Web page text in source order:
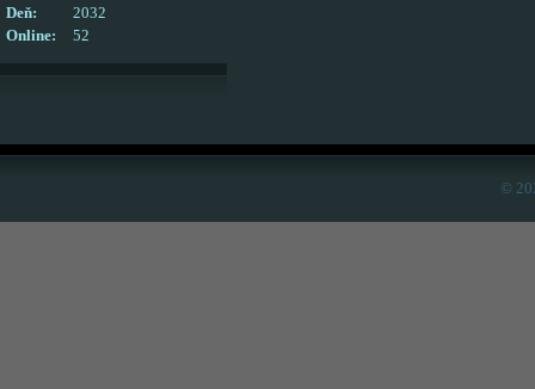
Online: 52
Deň:
2032
©